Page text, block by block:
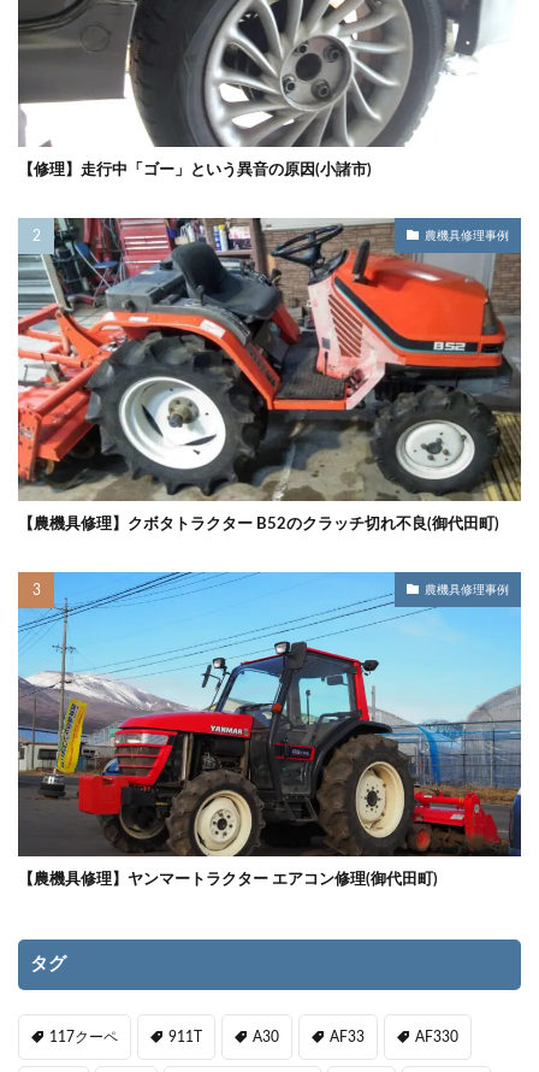
【修理】走行中「ゴー」という異音の原因(小諸市)
農機具修理事例
【農機具修理】クボタトラクター B52のクラッチ切れ不良(御代田町)
農機具修理事例
【農機具修理】ヤンマートラクター エアコン修理(御代田町)
タグ
117クーペ 911T A30 AF33 AF330